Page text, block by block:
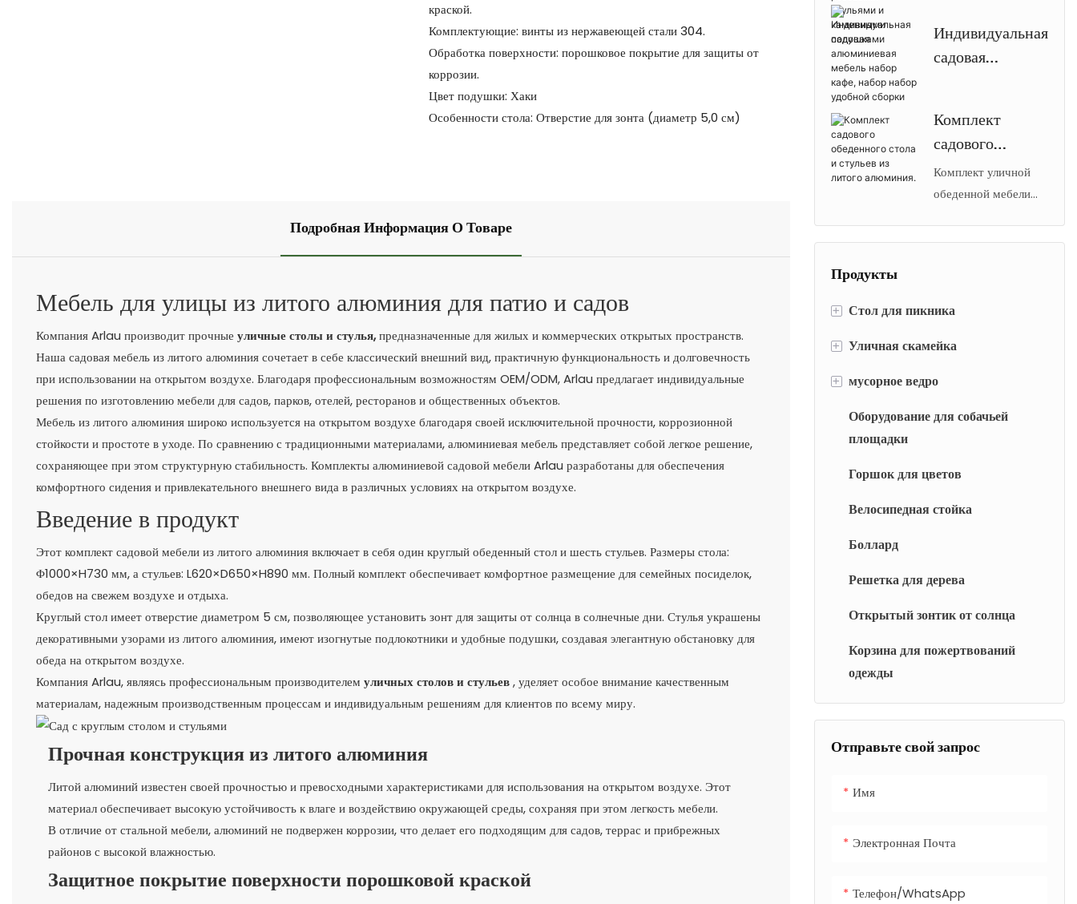
краской.
Комплектующие: винты из нержавеющей стали 304.
Обработка поверхности: порошковое покрытие для защиты от
коррозии.
Цвет подушки: Хаки
Особенности стола: Отверстие для зонта (диаметр 5,0 см)
Подробная Информация О Товаре
Мебель для улицы из литого алюминия для патио и садов
Компания Arlau производит прочные уличные столы и стулья,предназначенные для жилых и коммерческих открытых пространств.
Наша садовая мебель из литого алюминия сочетает в себе классический внешний вид, практичную функциональность и долговечность
при использовании на открытом воздухе. Благодаря профессиональным возможностям OEM/ODM, Arlau предлагает индивидуальные
решения по изготовлению мебели для садов, парков, отелей, ресторанов и общественных объектов.
Мебель из литого алюминия широко используется на открытом воздухе благодаря своей исключительной прочности, коррозионной
стойкости и простоте в уходе. По сравнению с традиционными материалами, алюминиевая мебель представляет собой легкое решение,
сохраняющее при этом структурную стабильность. Комплекты алюминиевой садовой мебели Arlau разработаны для обеспечения
комфортного сидения и привлекательного внешнего вида в различных условиях на открытом воздухе.
Введение в продукт
Этот комплект садовой мебели из литого алюминия включает в себя один круглый обеденный стол и шесть стульев. Размеры стола:
Φ1000×H730 мм, а стульев: L620×D650×H890 мм. Полный комплект обеспечивает комфортное размещение для семейных посиделок,
обедов на свежем воздухе и отдыха.
Круглый стол имеет отверстие диаметром 5 см, позволяющее установить зонт для защиты от солнца в солнечные дни. Стулья украшены
декоративными узорами из литого алюминия, имеют изогнутые подлокотники и удобные подушки, создавая элегантную обстановку для
обеда на открытом воздухе.
Компания Arlau, являясь профессиональным производителем уличных столов и стульев, уделяет особое внимание качественным
материалам, надежным производственным процессам и индивидуальным решениям для клиентов по всему миру.
Прочная конструкция из литого алюминия
Литой алюминий известен своей прочностью и превосходными характеристиками для использования на открытом воздухе. Этот
материал обеспечивает высокую устойчивость к влаге и воздействию окружающей среды, сохраняя при этом легкость мебели.
В отличие от стальной мебели, алюминий не подвержен коррозии, что делает его подходящим для садов, террас и прибрежных
районов с высокой влажностью.
Защитное покрытие поверхности порошковой краской
дизайном,
отверстием для зонта
и легкой
устойчивой к
бронзовой отдел
каменными
подушками
Индивидуальная
садовая
кафе, набор
набор удобной
сборки
Комплект
садового
обеденного
стола и стульев
алюминия.
Комплект уличной
обеденной мебели
мебель для отдыха на
течение длительного
времени.
Продукты
+ Стол для пикника
Металлический стол для пикника
Деревянный стол для пикника
Алюминиевые столы и стулья
+ Уличная скамейка
Металлическая скамейка
Деревянная скамейка
+ мусорное ведро
Металлический мусорный бак
Деревянный мусорный бак
Крытый мусорный бак
Оборудование для собачьей
площадки
Горшок для цветов
Велосипедная стойка
Боллард
Решетка для дерева
Открытый зонтик от солнца
Корзина для пожертвований
одежды
Отправьте свой запрос
Имя
Электронная Почта
Телефон/WhatsApp